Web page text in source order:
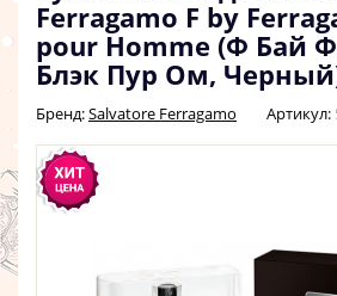
Ferragamo F by
pour Homme (Ф Бай
Блэк Пур Ом,
Бренд:Salvatore Ferragamo Артикул: